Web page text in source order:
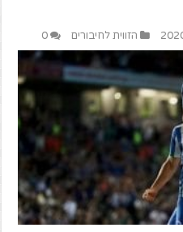
הזווית לחיבורים 0